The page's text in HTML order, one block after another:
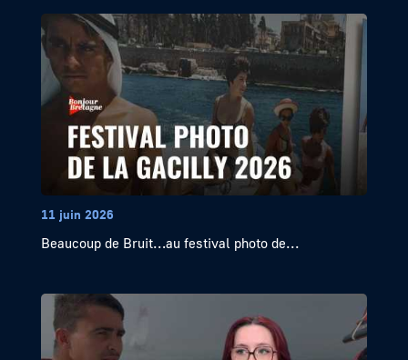
11 juin 2026
Beaucoup de Bruit…au festival photo de...